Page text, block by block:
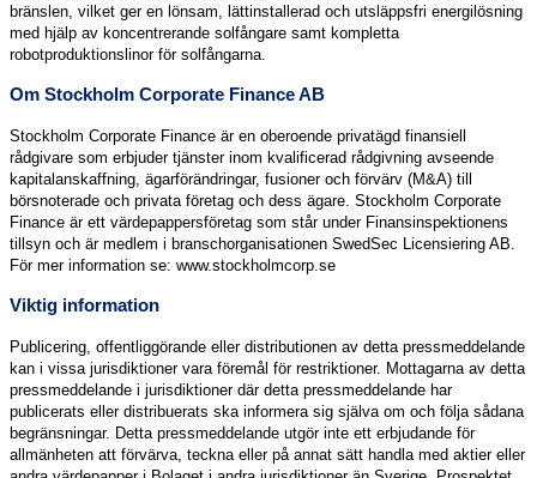
bränslen, vilket ger en lönsam, lättinstallerad och utsläppsfri energilösning
med hjälp av koncentrerande solfångare samt kompletta
robotproduktionslinor för solfångarna.
Om Stockholm Corporate Finance AB
Stockholm Corporate Finance är en oberoende privatägd finansiell
rådgivare som erbjuder tjänster inom kvalificerad rådgivning avseende
kapitalanskaffning, ägarförändringar, fusioner och förvärv (M&A) till
börsnoterade och privata företag och dess ägare. Stockholm Corporate
Finance är ett värdepappersföretag som står under Finansinspektionens
tillsyn och är medlem i branschorganisationen SwedSec Licensiering AB.
För mer information se: www.stockholmcorp.se
Viktig information
Publicering, offentliggörande eller distributionen av detta pressmeddelande
kan i vissa jurisdiktioner vara föremål för restriktioner. Mottagarna av detta
pressmeddelande i jurisdiktioner där detta pressmeddelande har
publicerats eller distribuerats ska informera sig själva om och följa sådana
begränsningar. Detta pressmeddelande utgör inte ett erbjudande för
allmänheten att förvärva, teckna eller på annat sätt handla med aktier eller